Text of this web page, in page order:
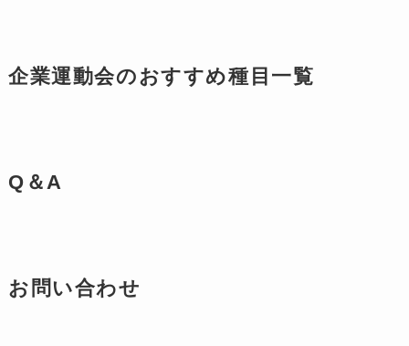
企業運動会のおすすめ種目一覧
Q＆A
お問い合わせ